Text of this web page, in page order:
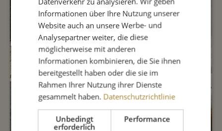
Informationen über Ihre Nutzung unserer
Website auch an unsere Werbe- und
Analysepartner weiter, die diese
möglicherweise mit anderen
Informationen kombinieren, die Sie ihnen
bereitgestellt haben oder die sie im
Rahmen Ihrer Nutzung ihrer Dienste
gesammelt haben. Datenschutzrichtlinie
Unbedingt
erforderlich
Performance